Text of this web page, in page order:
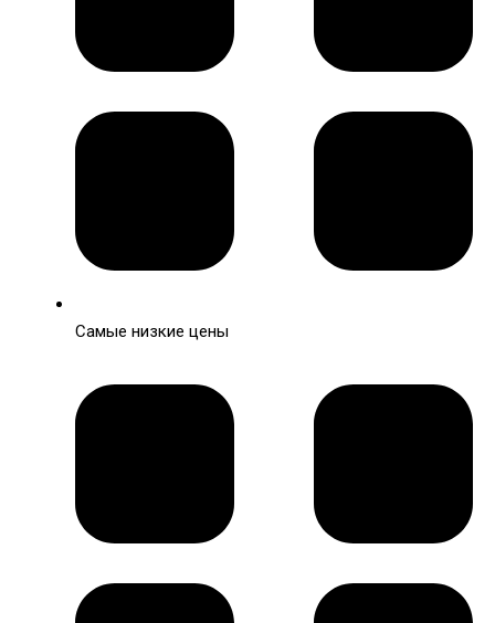
Самые низкие цены